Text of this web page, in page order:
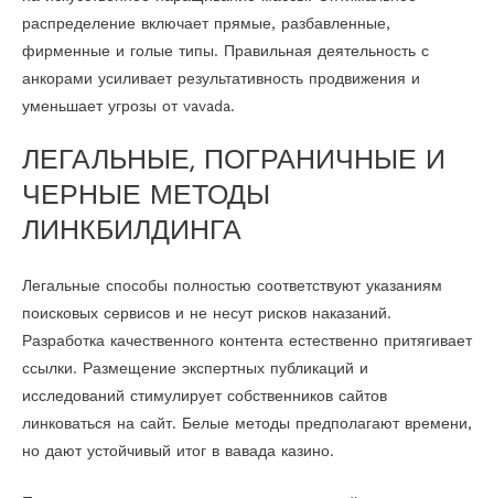
распределение включает прямые, разбавленные,
фирменные и голые типы. Правильная деятельность с
анкорами усиливает результативность продвижения и
уменьшает угрозы от vavada.
ЛЕГАЛЬНЫЕ, ПОГРАНИЧНЫЕ И
ЧЕРНЫЕ МЕТОДЫ
ЛИНКБИЛДИНГА
Легальные способы полностью соответствуют указаниям
поисковых сервисов и не несут рисков наказаний.
Разработка качественного контента естественно притягивает
ссылки. Размещение экспертных публикаций и
исследований стимулирует собственников сайтов
линковаться на сайт. Белые методы предполагают времени,
но дают устойчивый итог в вавада казино.